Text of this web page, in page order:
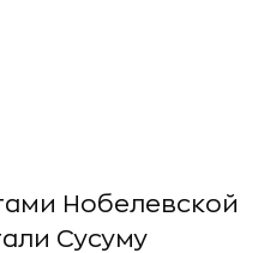
Нобелевской
Сусуму